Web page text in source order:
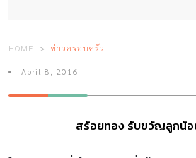
HOME ข่าวครอบครัว
April 8, 2016
สร้อยทอง รับขวัญลูกน้